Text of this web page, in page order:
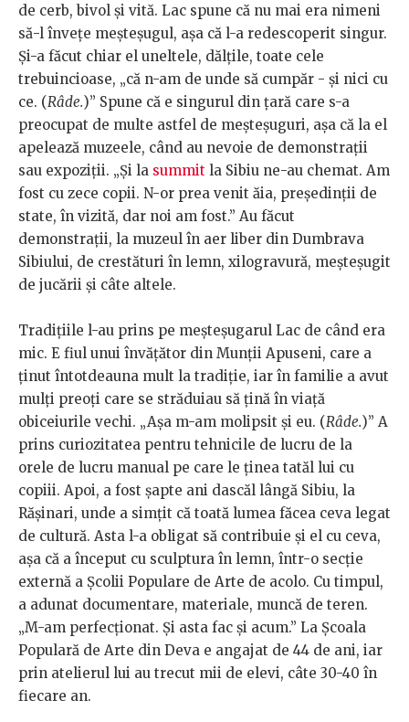
de cerb, bivol și vită. Lac spune că nu mai era nimeni
să-l învețe meșteșugul, așa că l-a redescoperit singur.
Și-a făcut chiar el uneltele, dălțile, toate cele
trebuincioase, „că n-am de unde să cumpăr - și nici cu
ce. (Râde.)” Spune că e singurul din țară care s-a
preocupat de multe astfel de meșteșuguri, așa că la el
apelează muzeele, când au nevoie de demonstrații
sau expoziții. „Și la summit la Sibiu ne-au chemat. Am
fost cu zece copii. N-or prea venit ăia, președinții de
state, în vizită, dar noi am fost.” Au făcut
demonstrații, la muzeul în aer liber din Dumbrava
Sibiului, de crestături în lemn, xilogravură, meșteșugit
de jucării și câte altele.
Tradițiile l-au prins pe meșteșugarul Lac de când era
mic. E fiul unui învățător din Munții Apuseni, care a
ținut întotdeauna mult la tradiție, iar în familie a avut
mulți preoți care se străduiau să țină în viață
obiceiurile vechi. „Așa m-am molipsit și eu. (Râde.)” A
prins curiozitatea pentru tehnicile de lucru de la
orele de lucru manual pe care le ținea tatăl lui cu
copiii. Apoi, a fost șapte ani dascăl lângă Sibiu, la
Rășinari, unde a simțit că toată lumea făcea ceva legat
de cultură. Asta l-a obligat să contribuie și el cu ceva,
așa că a început cu sculptura în lemn, într-o secție
externă a Școlii Populare de Arte de acolo. Cu timpul,
a adunat documentare, materiale, muncă de teren.
„M-am perfecționat. Și asta fac și acum.” La Școala
Populară de Arte din Deva e angajat de 44 de ani, iar
prin atelierul lui au trecut mii de elevi, câte 30-40 în
fiecare an.